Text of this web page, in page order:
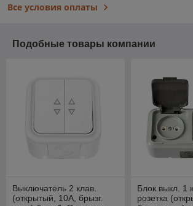
Все условия оплаты
Подобные товары компании
Выключатель 2 клав.
(открытый, 10А, брызг.
Блок выкл. 1
розетка